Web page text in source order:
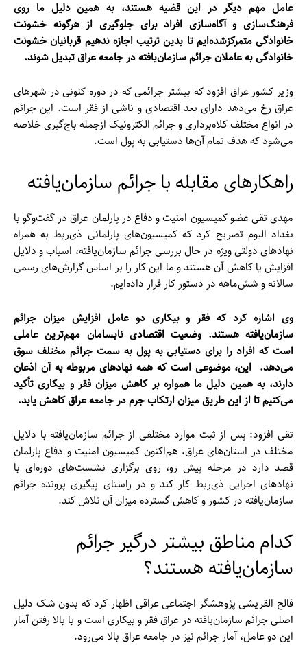
عامل مهم دیگر در این قضیه هستند، به همین دلیل ما روی
فرهنگ‌سازی و آگاه‌سازی افراد برای جلوگیری از هرگونه خشونت
خانوادگی متمرکزشده‌ایم تا بدین ترتیب اجازه ندهیم قربانیان خشونت
خانوادگی به عاملان جرائم سازمان‌یافته در جامعه عراق تبدیل شوند.
وزیر کشور عراق افزود که بیشتر جرائمی که در دوره کنونی در شهرهای
عراق رخ می‌دهد دارای بعد اقتصادی و ناشی از فقر است. این جرائم
در انواع مختلف کلاه‌برداری و جرائم الکترونیک ازجمله باج‌گیری خلاصه
می‌شود که هدف تمام آن‌ها دستیابی به پول است.
راهکارهای مقابله با جرائم سازمان‌یافته
مهدی تقی عضو کمیسیون امنیت و دفاع در پارلمان عراق در گفت‌وگو با
بغداد الیوم تصریح کرد که کمیسیون‌های پارلمانی ذی‌ربط به همراه
نهادهای دولتی ویژه در حال بررسی جرائم سازمان‌یافته، اسباب و دلایل
افزایش یا کاهش آن هستند و ما این کار را بر اساس گزارش‌های رسمی
سالانه و شش‌ماهه در دستور کار قرار داده‌ایم.
وی اشاره کرد که فقر و بیکاری دو عامل افزایش میزان جرائم
سازمان‌یافته هستند. وضعیت اقتصادی نابسامان مهم‌ترین عاملی
است که افراد را برای دستیابی به پول به سمت جرائم مختلف سوق
می‌دهد. این، موضوعی است که همه نهادهای مربوطه به آن اذعان
دارند، به همین دلیل ما همواره بر کاهش میزان فقر و بیکاری تأکید
می‌کنیم تا از این طریق میزان ارتکاب جرم در جامعه عراق کاهش یابد.
تقی افزود: پس از ثبت موارد مختلفی از جرائم سازمان‌یافته با دلایل
مختلف در استان‌های عراق، هم‌اکنون کمیسیون امنیت و دفاع پارلمان
قصد دارد در مرحله پیش رو، روی برگزاری نشست‌های دوره‌ای با
نهادهای اجرایی ذی‌ربط کار کند و در راستای پیگیری پرونده جرائم
سازمان‌یافته در کشور و کاهش گسترده میزان آن تلاش کند.
کدام مناطق بیشتر درگیر جرائم
سازمان‌یافته هستند؟
فالح القریشی پژوهشگر اجتماعی عراقی اظهار کرد که بدون شک دلیل
اصلی جرائم سازمان‌یافته در عراق فقر و بیکاری است و با بالا رفتن آمار
این دو عامل، آمار جرائم نیز در جامعه عراق بالا می‌رود.